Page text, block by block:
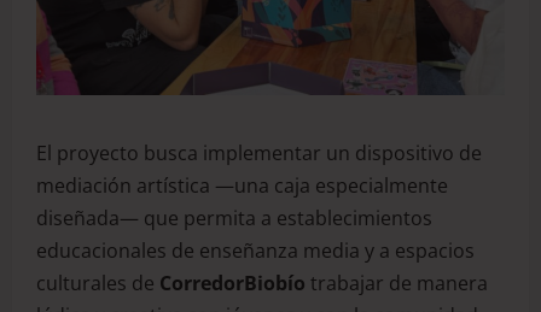
El proyecto busca implementar un dispositivo de
mediación artística —una caja especialmente
diseñada— que permita a establecimientos
educacionales de enseñanza media y a espacios
culturales de CorredorBiobío trabajar de manera